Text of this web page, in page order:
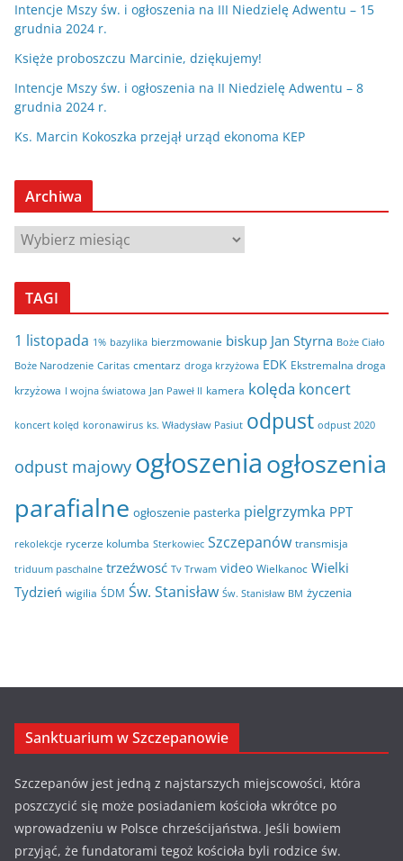
Intencje Mszy św. i ogłoszenia na III Niedzielę Adwentu – 15
grudnia 2024 r.
Księże proboszczu Marcinie, dziękujemy!
Intencje Mszy św. i ogłoszenia na II Niedzielę Adwentu – 8
grudnia 2024 r.
Ks. Marcin Kokoszka przejął urząd ekonoma KEP
Archiwa
A
c
w
a
TAGI
1 listopada 1% bazylika bierzmowanie biskup Jan Styrna Boże Ciało
Boże Narodzenie Caritas cmentarz droga krzyżowa EDK Ekstremalna droga
krzyżowa I wojna światowa Jan Paweł II kamera kolęda koncert
koncert kolęd koronawirus ks. Władysław Pasiut odpust odpust 2020
odpust majowy ogłoszeniaogłoszenia
parafialne ogłoszenie pasterka pielgrzymka PPT
rekolekcje rycerze kolumba Sterkowiec Szczepanów transmisja
triduum paschalne trzeźwosć Tv Trwam video Wielkanoc Wielki
Tydzień wigilia ŚDM Św. Stanisław Św. Stanisław BM życzenia
Sanktuarium w Szczepanowie
Szczepanów jest jedną z najstarszych miejscowości, która
poszczycić się może posiadaniem kościoła wkrótce po
wprowadzeniu w Polsce chrześcijaństwa. Jeśli bowiem
przyjąć, że fundatorami tegoż kościoła byli rodzice św.